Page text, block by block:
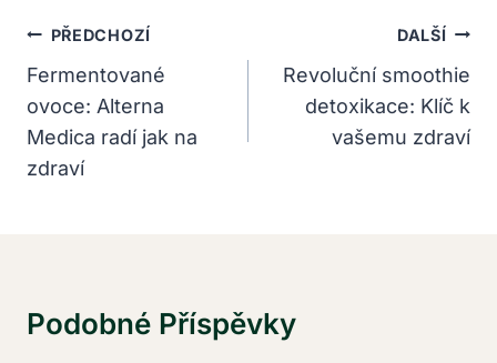
Navigace
Pro
Příspěvek
PŘEDCHOZÍ
Fermentované
ovoce: Alterna
Medica radí jak na
zdraví
DALŠÍ
Revoluční smoothie
detoxikace: Klíč k
vašemu zdraví
Podobné Příspěvky